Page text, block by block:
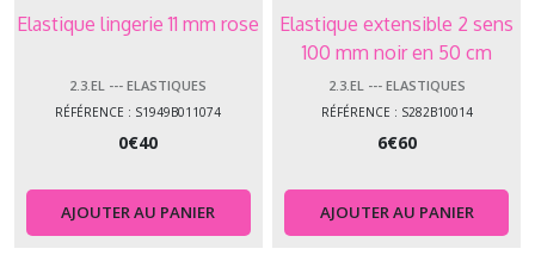
Elastique lingerie 11 mm rose
2.3.EL --- ELASTIQUES
RÉFÉRENCE : S1949B011074
0€40
AJOUTER AU PANIER
Elastique extensible 2 sens
100 mm noir en 50 cm
2.3.EL --- ELASTIQUES
RÉFÉRENCE : S282B10014
6€60
AJOUTER AU PANIER